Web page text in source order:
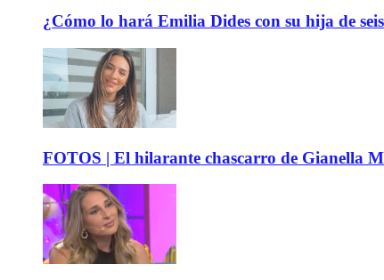
¿Cómo lo hará Emilia Dides con su hija de
FOTOS | El hilarante chascarro de Gianella